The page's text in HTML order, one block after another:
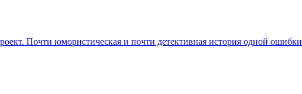
Почти юмористическая и почти детективная история одной ошибки